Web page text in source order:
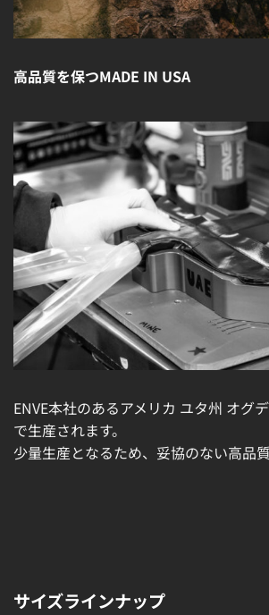
高品質を保つMADE IN USA
ENVE本社のあるアメリカ ユタ州 オグ
で生産されます。
少量生産となるため、妥協のない高品
サイズラインナップ